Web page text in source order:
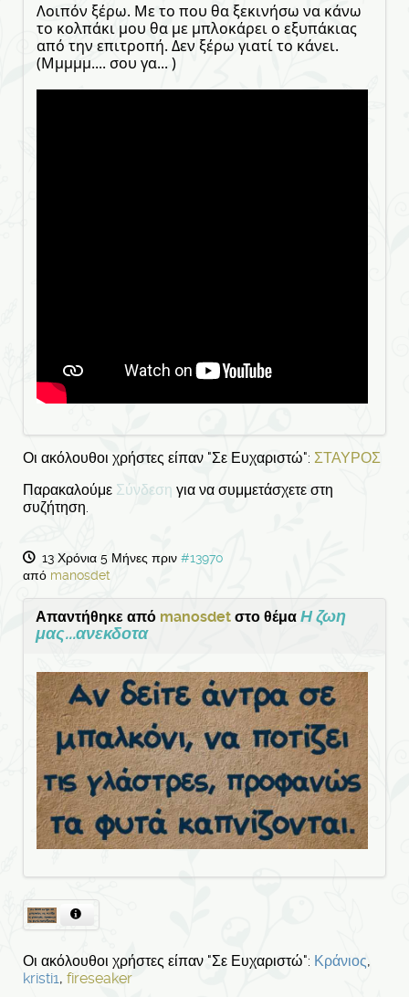
Λοιπόν ξέρω. Με το που θα ξεκινήσω να κάνω
το κολπάκι μου θα με μπλοκάρει ο εξυπάκιας
από την επιτροπή. Δεν ξέρω γιατί το κάνει.
(Μμμμμ.... σου γα... )
Οι ακόλουθοι χρήστες είπαν "Σε Ευχαριστώ": ΣΤΑΥΡΟΣ
Παρακαλούμε Σύνδεση για να συμμετάσχετε στη
συζήτηση.
13 Χρόνια 5 Μήνες πριν #13970
από manosdet
Απαντήθηκε από manosdet στο θέμα Η ζωη
μας...ανεκδοτα
Οι ακόλουθοι χρήστες είπαν "Σε Ευχαριστώ": Κράνιος,
kristi1, fireseaker